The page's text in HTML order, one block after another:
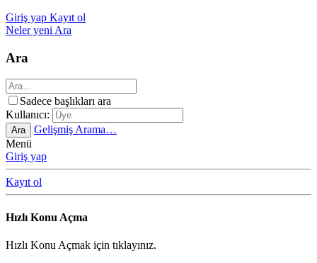
Giriş yap Kayıt ol
Neler yeni Ara
Ara
Sadece başlıkları ara
Kullanıcı:
Ara
Gelişmiş Arama…
Menü
Giriş yap
Kayıt ol
Hızlı Konu Açma
Hızlı Konu Açmak için tıklayınız.